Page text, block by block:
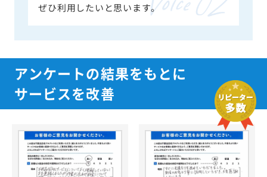
ぜひ利用したいと思います。
アンケートの結果をもとに
サービスを改善